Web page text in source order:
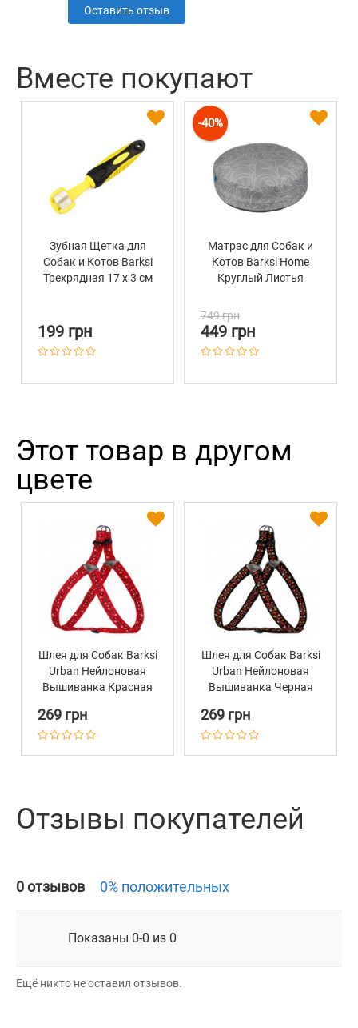
Оставить отзыв
Вместе покупают
Зубная Щетка для
Собак и Котов Barksi
Трехрядная 17 х 3 см
199 грн
-40%
Матрас для Собак и
Котов Barksi Home
Круглый Листья
749 грн
449 грн
Этот товар в другом
цвете
Шлея для Собак Barksi
Urban Нейлоновая
Вышиванка Красная
269 грн
Шлея для Собак Barksi
Urban Нейлоновая
Вышиванка Черная
269 грн
Отзывы покупателей
0 отзывов 0% положительных
Показаны 0-0 из 0
Ещё никто не оставил отзывов.